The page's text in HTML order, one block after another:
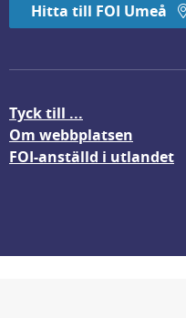
Hitta till FOI Umeå
Tyck till ...
Om webbplatsen
FOI-anställd i utlandet